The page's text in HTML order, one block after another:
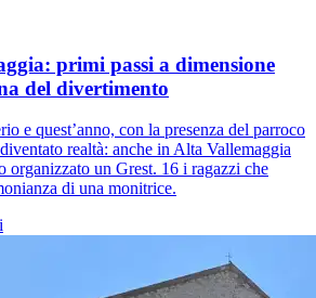
primi passi a dimensione
del divertimento
e quest’anno, con la presenza del parroco
realtà: anche in Alta Vallemaggia
organizzato un Grest. 16 i ragazzi che
di una monitrice.